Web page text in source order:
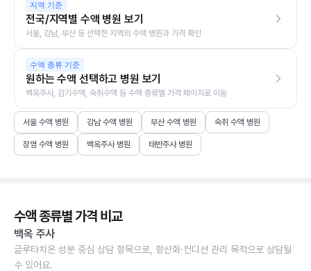
지역 기준
전국/지역별 수액 병원 보기
서울, 강남, 부산 등 선택한 지역의 수액 병원과 가격 확인
수액 종류 기준
원하는 수액 선택하고 병원 보기
백옥주사, 감기수액, 숙취수액 등 수액 종류별 가격 페이지로 이동
서울 수액 병원 강남 수액 병원 부산 수액 병원 숙취 수액 병원
장염 수액 병원 백옥주사 병원 태반주사 병원
수액 종류별 가격 비교
백옥 주사
글루타치온 성분 중심 상담 항목으로, 항산화·컨디션 관리 목적으로 상담될
수 있어요.